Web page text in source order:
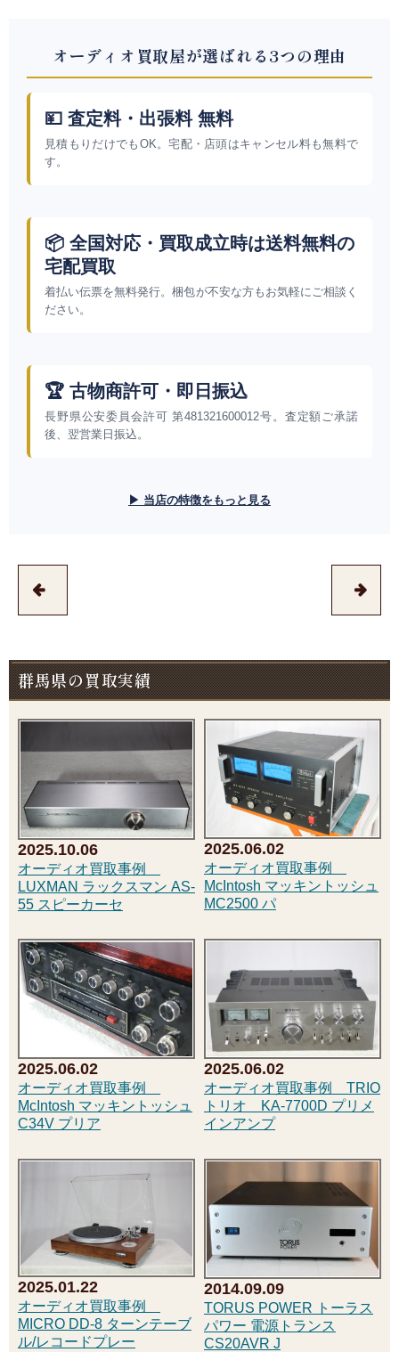
オーディオ買取屋が選ばれる3つの理由
💴 査定料・出張料 無料
見積もりだけでもOK。宅配・店頭はキャンセル料も無料で
す。
📦 全国対応・買取成立時は送料無料の
宅配買取
着払い伝票を無料発行。梱包が不安な方もお気軽にご相談く
ださい。
🏆 古物商許可・即日振込
長野県公安委員会許可 第481321600012号。査定額ご承諾
後、翌営業日振込。
▶ 当店の特徴をもっと見る
群馬県の買取実績
2025.10.06
オーディオ買取事例
LUXMAN ラックスマン AS-
55 スピーカーセ
2025.06.02
オーディオ買取事例
McIntosh マッキントッシュ
MC2500 パ
2025.06.02
オーディオ買取事例
McIntosh マッキントッシュ
C34V プリア
2025.06.02
オーディオ買取事例 TRIO
トリオ KA-7700D プリメ
インアンプ
2025.01.22
オーディオ買取事例
MICRO DD-8 ターンテーブ
ル/レコードプレー
2014.09.09
TORUS POWER トーラス
パワー 電源トランス
CS20AVR J